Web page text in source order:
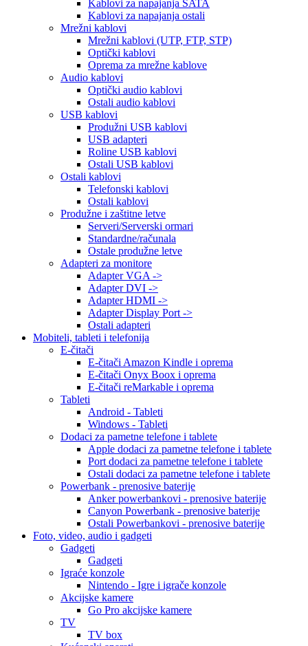
Kablovi za napajanja SATA
Kablovi za napajanja ostali
Mrežni kablovi
Mrežni kablovi (UTP, FTP, STP)
Optički kablovi
Oprema za mrežne kablove
Audio kablovi
Optički audio kablovi
Ostali audio kablovi
USB kablovi
Produžni USB kablovi
USB adapteri
Roline USB kablovi
Ostali USB kablovi
Ostali kablovi
Telefonski kablovi
Ostali kablovi
Produžne i zaštitne letve
Serveri/Serverski ormari
Standardne/računala
Ostale produžne letve
Adapteri za monitore
Adapter VGA ->
Adapter DVI ->
Adapter HDMI ->
Adapter Display Port ->
Ostali adapteri
Mobiteli, tableti i telefonija
E-čitači
E-čitači Amazon Kindle i oprema
E-čitači Onyx Boox i oprema
E-čitači reMarkable i oprema
Tableti
Android - Tableti
Windows - Tableti
Dodaci za pametne telefone i tablete
Apple dodaci za pametne telefone i tablete
Port dodaci za pametne telefone i tablete
Ostali dodaci za pametne telefone i tablete
Powerbank - prenosive baterije
Anker powerbankovi - prenosive baterije
Canyon Powerbank - prenosive baterije
Ostali Powerbankovi - prenosive baterije
Foto, video, audio i gadgeti
Gadgeti
Gadgeti
Igraće konzole
Nintendo - Igre i igrače konzole
Akcijske kamere
Go Pro akcijske kamere
TV
TV box